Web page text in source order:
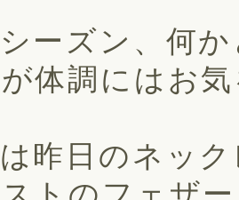
ーズン、何
体調にはお
昨日のネッ